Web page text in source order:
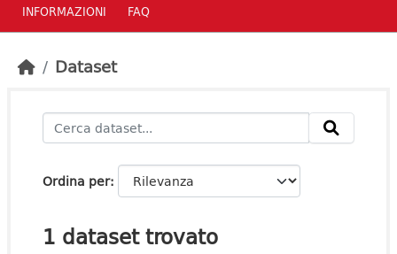
INFORMAZIONI FAQ
Dataset
Ordina per
1 dataset trovato